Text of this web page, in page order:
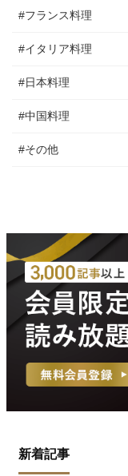
#フランス料理
#イタリア料理
#日本料理
#中国料理
#その他
新着記事